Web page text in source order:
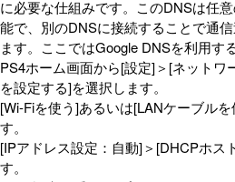
に必要な仕組みです。このDNSは任
能で、別のDNSに接続することで通
ます。ここではGoogle DNSを利用す
PS4ホーム画面から[設定]＞[ネットワ
を設定する]を選択します。
[Wi-Fiを使う]あるいは[LANケーブル
す。
[IPアドレス設定：自動]＞[DHCPホス
す。